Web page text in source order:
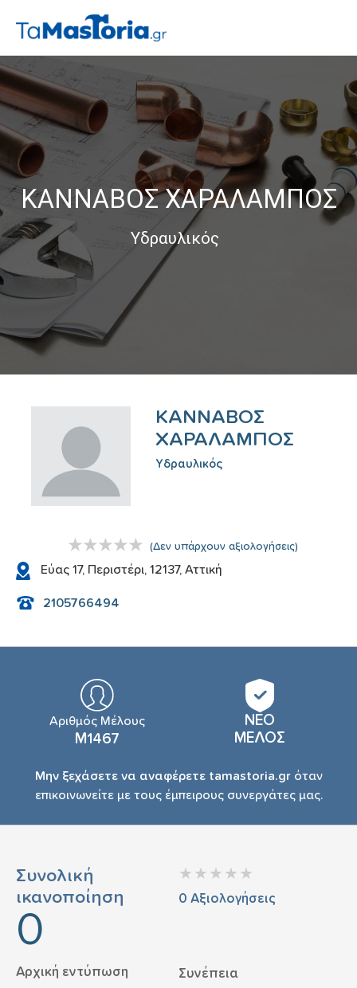
ΚΑΝΝΑΒΟΣ ΧΑΡΑΛΑΜΠΟΣ
Υδραυλικός
ΚΑΝΝΑΒΟΣ
ΧΑΡΑΛΑΜΠΟΣ
Υδραυλικός
(Δεν υπάρχουν αξιολογήσεις)
Εύας 17, Περιστέρι, 12137, Αττική
2105766494
Αριθμός Μέλους
Μ1467
ΝΕΟ
ΜΕΛΟΣ
Μην ξεχάσετε να αναφέρετε tamastoria.gr όταν
επικοινωνείτε με τους έμπειρους συνεργάτες μας.
Συνολική
ικανοποίηση
0
0 Αξιολογήσεις
Αρχική εντύπωση Συνέπεια